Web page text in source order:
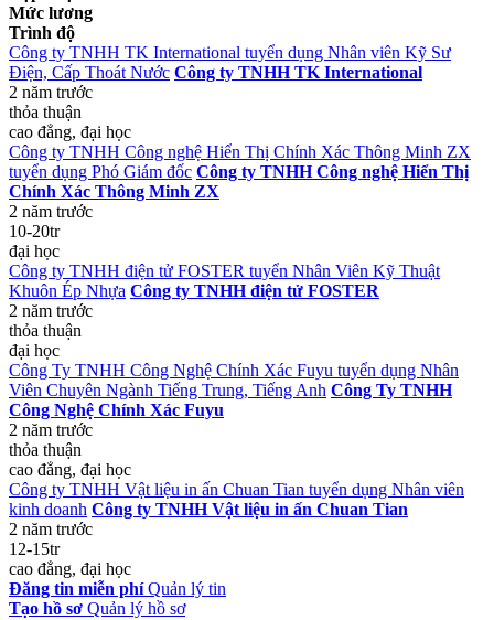
Mức lương
Trình độ
Công ty TNHH TK International tuyển dụng Nhân viên Kỹ Sư
Điện, Cấp Thoát Nước Công ty TNHH TK International
2 năm trước
thỏa thuận
cao đẳng, đại học
Công ty TNHH Công nghệ Hiển Thị Chính Xác Thông Minh ZX
tuyển dụng Phó Giám đốc Công ty TNHH Công nghệ Hiển Thị
Chính Xác Thông Minh ZX
2 năm trước
10-20tr
đại học
Công ty TNHH điện tử FOSTER tuyển Nhân Viên Kỹ Thuật
Khuôn Ép Nhựa Công ty TNHH điện tử FOSTER
2 năm trước
thỏa thuận
đại học
Công Ty TNHH Công Nghệ Chính Xác Fuyu tuyển dụng Nhân
Viên Chuyên Ngành Tiếng Trung, Tiếng Anh Công Ty TNHH
Công Nghệ Chính Xác Fuyu
2 năm trước
thỏa thuận
cao đẳng, đại học
Công ty TNHH Vật liệu in ấn Chuan Tian tuyển dụng Nhân viên
kinh doanh Công ty TNHH Vật liệu in ấn Chuan Tian
2 năm trước
12-15tr
cao đẳng, đại học
Đăng tin miễn phí Quản lý tin
Tạo hồ sơ Quản lý hồ sơ